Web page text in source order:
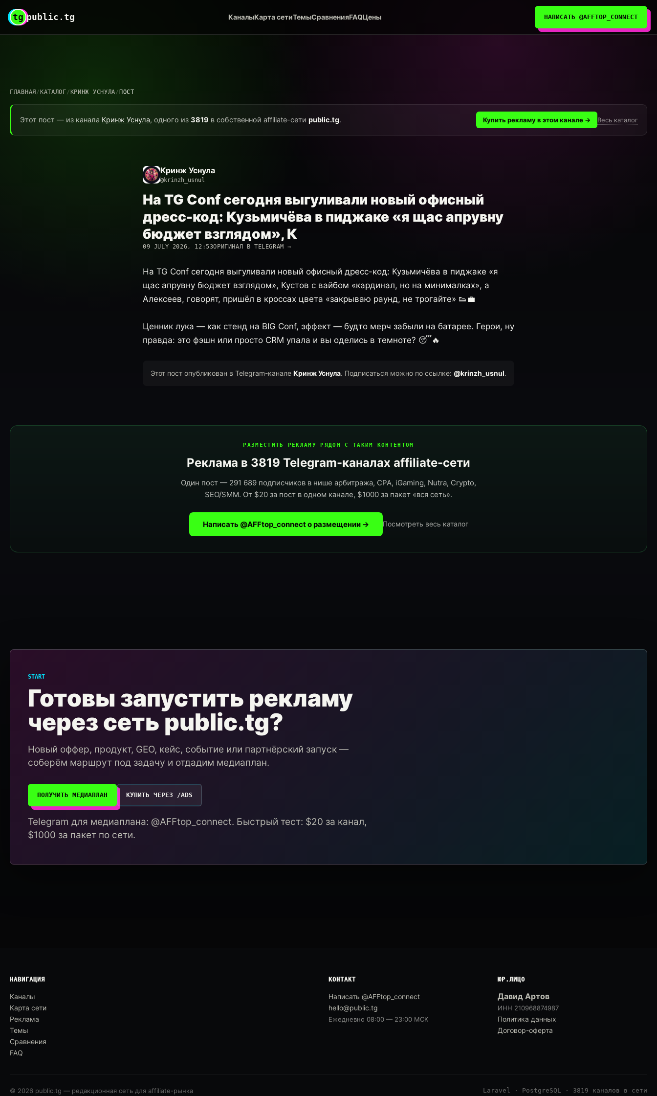
tg public.tg КаналыКарта сетиТемыСравненияFAQЦены НАПИСАТЬ @AFFTOP_CONNECT
ГЛАВНАЯ / КАТАЛОГ/ КРИНЖ УСНУЛА/ ПОСТ
Этот пост — из канала Кринж Уснула, одного из 3819 в собственной affiliate-сети public.tg. Купить рекламу в этом канале → Весь каталог
Кринж Уснула
@krinzh_usnul
На TG Conf сегодня выгуливали новый офисный
дресс-код: Кузьмичёва в пиджаке «я щас апрувну
бюджет взглядом», К
09 JULY 2026, 12:53ОРИГИНАЛ В TELEGRAM →
На TG Conf сегодня выгуливали новый офисный дресс-код: Кузьмичёва в пиджаке «я
щас апрувну бюджет взглядом», Кустов с вайбом «кардинал, но на минималках», а
Алексеев, говорят, пришёл в кроссах цвета «закрываю раунд, не трогайте» 👟💼
Ценник лука — как стенд на BIG Conf, эффект — будто мерч забыли на батарее. Герои, ну
правда: это фэшн или просто CRM упала и вы оделись в темноте? 😴🔥
Этот пост опубликован в Telegram-канале Кринж Уснула. Подписаться можно по ссылке: @krinzh_usnul.
РАЗМЕСТИТЬ РЕКЛАМУ РЯДОМ С ТАКИМ КОНТЕНТОМ
Реклама в 3819 Telegram-каналах affiliate-сети
Один пост — 291 689 подписчиков в нише арбитража, CPA, iGaming, Nutra, Crypto,
SEO/SMM. От $20 за пост в одном канале, $1000 за пакет «вся сеть».
Написать @AFFtop_connect о размещении → Посмотреть весь каталог
START
Готовы запустить рекламу
через сеть public.tg?
Новый оффер, продукт, GEO, кейс, событие или партнёрский запуск —
соберём маршрут под задачу и отдадим медиаплан.
ПОЛУЧИТЬ МЕДИАПЛАН КУПИТЬ ЧЕРЕЗ /ADS
Telegram для медиаплана: @AFFtop_connect. Быстрый тест: $20 за канал,
$1000 за пакет по сети.
НАВИГАЦИЯ
Каналы
Карта сети
Реклама
Темы
Сравнения
FAQ
КОНТАКТ
Написать @AFFtop_connect
hello@public.tg
Ежедневно 08:00 — 23:00 МСК
ЮР.ЛИЦО
Давид Артов
ИНН 210968874987
Политика данных
Договор-оферта
© 2026 public.tg — редакционная сеть для affiliate-рынка Laravel · PostgreSQL · 3819 каналов в сети